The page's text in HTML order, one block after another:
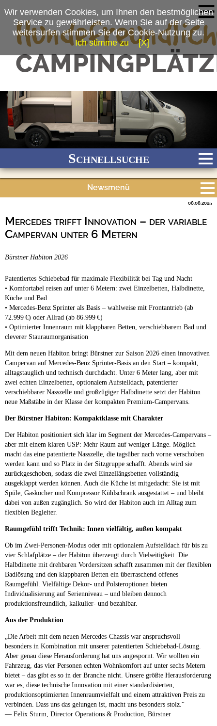
(c) Bürstner GmbH & Co. KGSchnellsuche
Ganzjährig geöffnet
Newsmenü
Campingplätze
Mercedes trifft Innovation – der variable
Campervan unter 6 Metern
08.08.2025
Bürstner Habiton 2026
Patentiertes Schiebebad für maximale Flexibilität bei Tag und Nacht
• Komfortabel reisen auf unter 6 Metern: zwei Einzelbetten, Halbdinette,
Küche und Bad
• Mercedes-Benz Sprinter als Basis – wahlweise mit Frontantrieb (ab
72.999 €) oder Allrad (ab 86.999 €)
• Optimierter Innenraum mit klappbaren Betten, verschiebbarem Bad und
cleverer Stauraumorganisation
Mit dem neuen Habiton bringt Bürstner zur Saison 2026 einen innovativen
Campervan auf Mercedes-Benz Sprinter-Basis an den Start – kompakt,
alltagstauglich und technisch durchdacht. Unter 6 Meter lang, aber mit
zwei echten Einzelbetten, optionalem Aufstelldach, patentierter
verschiebbarer Nasszelle und großzügiger Halbdinette setzt der Habiton
neue Maßstäbe in der Klasse der kompakten Premium-Campervans.
Der Bürstner Habiton: Kompaktklasse mit Charakter
Der Habiton positioniert sich klar im Segment der Mercedes-Campervans –
aber mit einem klaren USP: Mehr Raum auf weniger Länge. Möglich
macht das eine patentierte Nasszelle, die tagsüber nach vorne verschoben
werden kann und so Platz in der Sitzgruppe schafft. Abends wird sie
zurückgeschoben, sodass die zwei Einzellängsbetten vollständig
ausgeklappt werden können. Auch die Küche ist mitgedacht: Sie ist mit
Spüle, Gaskocher und Kompressor Kühlschrank ausgestattet – und bleibt
dabei von außen zugänglich. So wird der Habiton auch im Alltag zum
flexiblen Begleiter.
Raumgefühl trifft Technik: Innen vielfältig, außen kompakt
Ob im Zwei-Personen-Modus oder mit optionalem Aufstelldach für bis zu
vier Schlafplätze – der Habiton überzeugt durch Vielseitigkeit. Die
Halbdinette mit drehbaren Vordersitzen schafft zusammen mit der flexiblen
Badlösung und den klappbaren Betten ein überraschend offenes
Raumgefühl. Vielfältige Dekor- und Polsteroptionen bieten
Individualisierung auf Serienniveau – und bleiben dennoch
produktionsfreundlich, kalkulier- und bezahlbar.
Aus der Produktion
„Die Arbeit mit dem neuen Mercedes-Chassis war anspruchsvoll –
besonders in Kombination mit unserer patentierten Schiebebad-Lösung.
Aber genau diese Herausforderung hat uns angespornt. Wir wollten ein
Fahrzeug, das vier Personen echten Wohnkomfort auf unter sechs Metern
bietet – das gibt es so in der Branche nicht. Unsere größte Herausforderung
war es, diese technische Innovation mit einer standardisierten,
produktionsoptimierten Innenraumvielfalt und einem attraktiven Preis zu
verbinden. Dass uns das gelungen ist, macht uns besonders stolz.“
— Felix Sturm, Director Operations & Production, Bürstner
Wir verwenden Cookies, um Ihnen den bestmöglichen
Service zu gewährleisten. Wenn Sie auf der Seite
weitersurfen stimmen Sie der Cookie-Nutzung zu.
Ich stimme zu
[X]